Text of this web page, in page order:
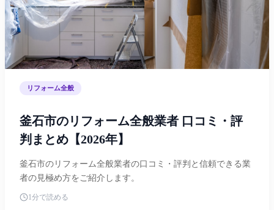
リフォーム全般
釜石市のリフォーム全般業者 口コミ・評
判まとめ【2026年】
釜石市のリフォーム全般業者の口コミ・評判と信頼できる業
者の見極め方をご紹介します。
1分で読める